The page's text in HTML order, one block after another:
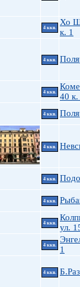
4 ккв.
Хо
к. 1
4 ккв.
4 ккв.
40 к.
4 ккв.
4 ккв.
4 ккв.
4 ккв.
4 ккв.
ул.
4 ккв.
1
4 ккв.